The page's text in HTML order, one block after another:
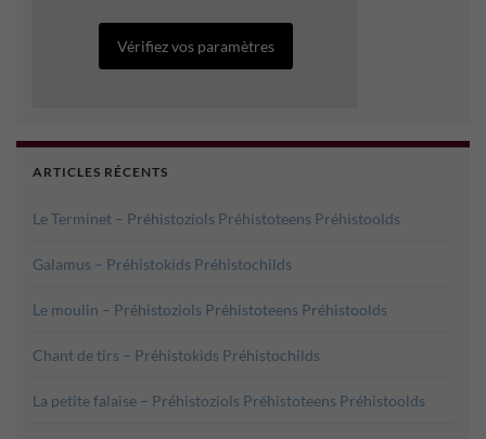
Vérifiez vos paramètres
ARTICLES RÉCENTS
Le Terminet – Préhistoziols Préhistoteens Préhistoolds
Galamus – Préhistokids Préhistochilds
Le moulin – Préhistoziols Préhistoteens Préhistoolds
Chant de tirs – Préhistokids Préhistochilds
La petite falaise – Préhistoziols Préhistoteens Préhistoolds